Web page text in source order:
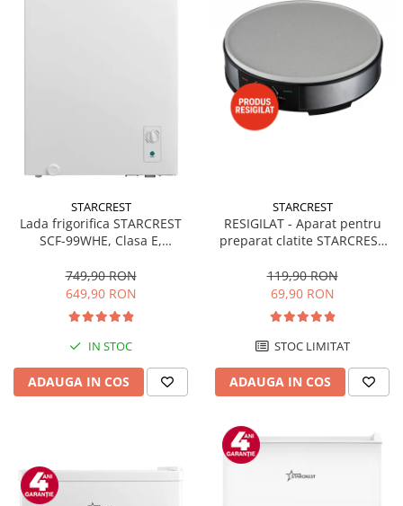
STARCREST
Lada frigorifica STARCREST
SCF-99WHE, Clasa E,
convertibil - functie frigider,
Termostat reglabil, Alb
749,90 RON
649,90 RON
IN STOC
ADAUGA IN COS
STARCREST
RESIGILAT - Aparat pentru
preparat clatite STARCREST
invelis ceramic antiaderent,
30 cm, Inox / Negru
119,90 RON
69,90 RON
STOC LIMITAT
ADAUGA IN COS